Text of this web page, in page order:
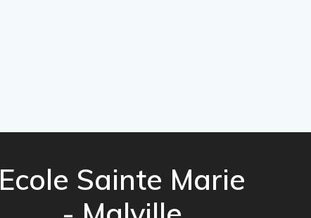
Ecole Sainte Marie